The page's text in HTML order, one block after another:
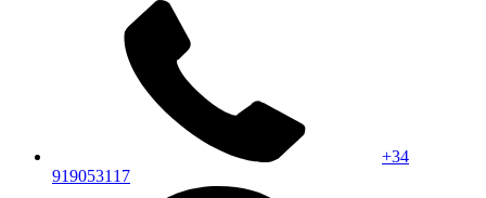
+34
919053117